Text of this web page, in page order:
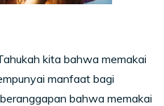
kita bahwa memakai
manfaat bagi
bahwa memakai